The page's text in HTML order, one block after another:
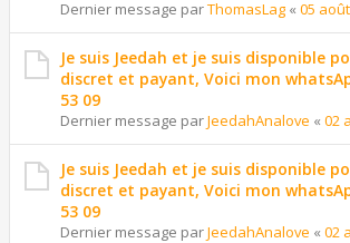
Dernier message parThomasLag « 05
Je suis Jeedah et je suis disponible
discret et payant, Voici mon
53 09
Dernier message parJeedahAnalove « 02
Je suis Jeedah et je suis disponible
discret et payant, Voici mon
53 09
Dernier message parJeedahAnalove « 02